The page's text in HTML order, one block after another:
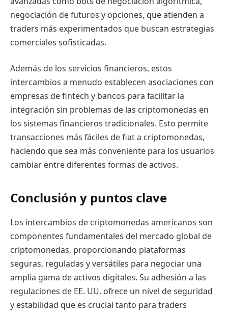
negociación de futuros y opciones, que atienden a
traders más experimentados que buscan estrategias
comerciales sofisticadas.
Además de los servicios financieros, estos
intercambios a menudo establecen asociaciones con
empresas de fintech y bancos para facilitar la
integración sin problemas de las criptomonedas en
los sistemas financieros tradicionales. Esto permite
transacciones más fáciles de fiat a criptomonedas,
haciendo que sea más conveniente para los usuarios
cambiar entre diferentes formas de activos.
Conclusión y puntos clave
Los intercambios de criptomonedas americanos son
componentes fundamentales del mercado global de
criptomonedas, proporcionando plataformas
seguras, reguladas y versátiles para negociar una
amplia gama de activos digitales. Su adhesión a las
regulaciones de EE. UU. ofrece un nivel de seguridad
y estabilidad que es crucial tanto para traders